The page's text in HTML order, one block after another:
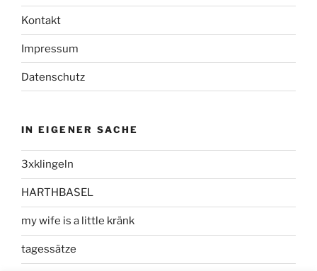
Kontakt
Impressum
Datenschutz
IN EIGENER SACHE
3xklingeln
HARTHBASEL
my wife is a little kränk
tagessätze